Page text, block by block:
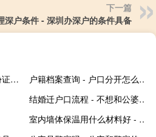
下一篇
深户条件 - 深圳办深户的条件具备
用身份证贷款怎么贷 - 身份证咋能贷款下来钱
户籍档案查询 - 户口分开怎么证明是亲子关系
结婚迁户口流程 - 不想和公婆一个户口本
室内墙体保温用什么材料好 - 家用内墙保温材料哪种好